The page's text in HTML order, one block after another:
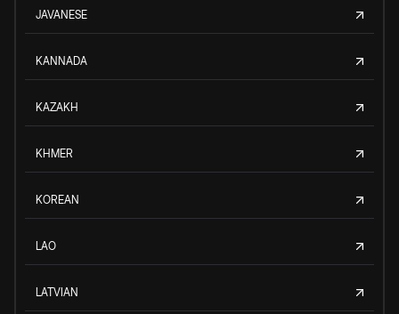
JAVANESE
KANNADA
KAZAKH
KHMER
KOREAN
LAO
LATVIAN